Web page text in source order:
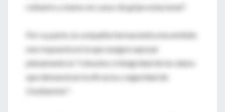
rutinario y menos en casos de gripe estacional".
Por su parte, la compañía farmacéutica ha emitido
una respuesta en la que asegura apoyar
plenamente la "robustez e integridad de los datos
que demuestran la eficacia y seguridad de
Oseltamivir".